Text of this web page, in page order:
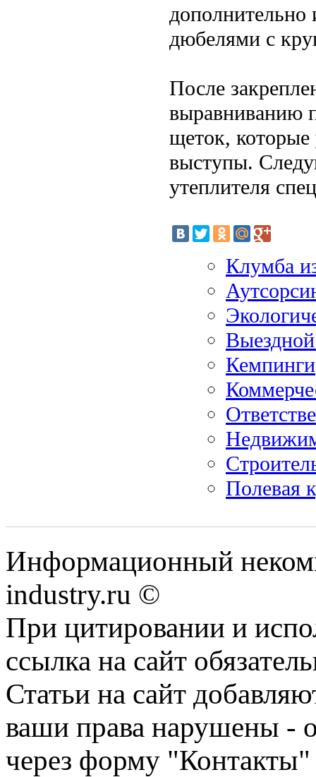
дюбелями с
После
выравниванию
щеток, которые
выступы.
утеплителя
Клумба
Кемпинги
Полевая
Информационный
industry.ru ©
При цитировании и
ссылка на сайт
Статьи на сайт
ваши права нарушены -
через форму "Контакты"